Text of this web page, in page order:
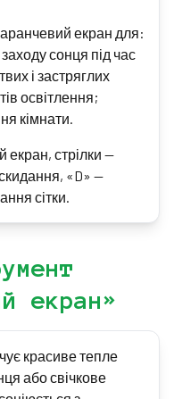
екран для:
сонця під час
і застряглих
освітлення;
кімнати.
екран, стрілки —
«D» —
сітки.
екран»
красиве тепле
або свічкове